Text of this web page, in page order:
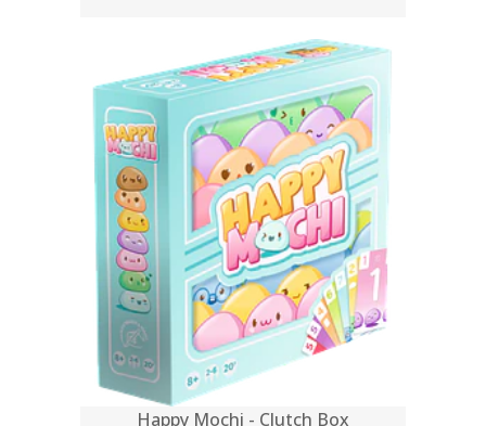
Happy Mochi - Clutch Box